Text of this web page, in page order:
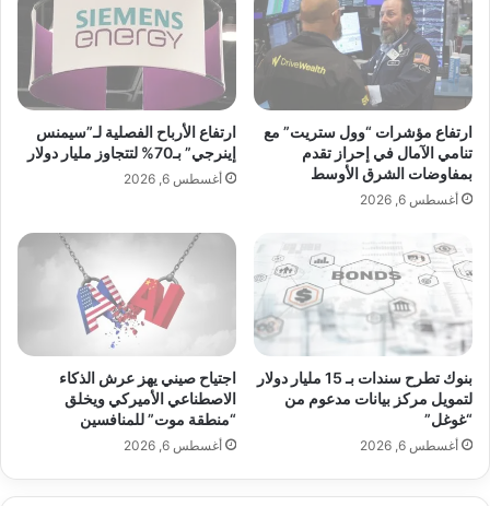
ع
ط
ل
ة
ا
ل
م
ي
د
و
أ
س
ا
ل
س
ن
س
ر
ي
ع
ة
ت
ف
ق
د
ز
ت
ف
ي
ظ
ل
ا
ت
ارتفاع مؤشرات “وول ستريت” مع
تنامي الآمال في إحراز تقدم
بمفاوضات الشرق الأوسط
أغسطس 6, 2026
ارتفاع الأرباح الفصلية لـ”سيمنس
إينرجي” بـ70% لتتجاوز مليار دولار
أغسطس 6, 2026
بنوك تطرح سندات بـ 15 مليار دولار
لتمويل مركز بيانات مدعوم من
“غوغل”
أغسطس 6, 2026
اجتياح صيني يهز عرش الذكاء
الاصطناعي الأميركي ويخلق
“منطقة موت” للمنافسين
أغسطس 6, 2026